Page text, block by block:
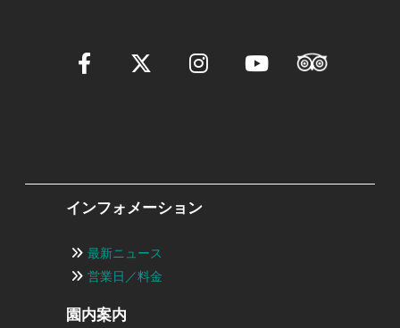
インフォメーション
最新ニュース
営業日／料金
園内案内